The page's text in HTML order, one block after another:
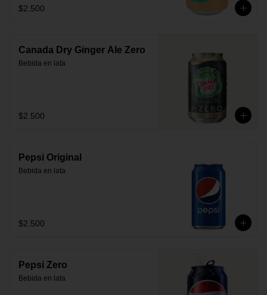
$2.500
Canada Dry Ginger Ale Zero
Bebida en lata
$2.500
Pepsi Original
Bebida en lata
$2.500
Pepsi Zero
Bebida en lata